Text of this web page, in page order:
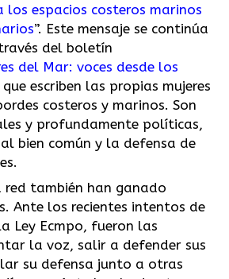
los espacios costeros marinos
”. Este mensaje se continúa
del boletín
del Mar: voces desde los
que escriben las propias mujeres
costeros y marinos. Son
y profundamente políticas,
bien común y la defensa de
red también han ganado
Ante los recientes intentos de
Ley Ecmpo, fueron las
la voz, salir a defender sus
su defensa junto a otras